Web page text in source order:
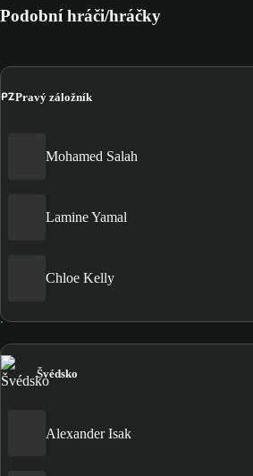
Podobní hráči/hráčky
PZPravý záložník
Mohamed Salah
Lamine Yamal
Chloe Kelly
Švédsko
Alexander Isak